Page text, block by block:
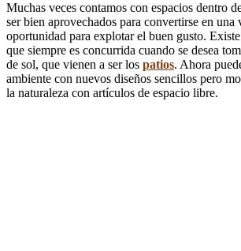
Muchas veces contamos con espacios dentro
ser bien aprovechados para convertirse en una
oportunidad para explotar el buen gusto.
que siempre es concurrida cuando se desea
de sol, que vienen a ser los patios. Ahora
ambiente con nuevos diseños sencillos pero
la naturaleza con artículos de espacio libre.